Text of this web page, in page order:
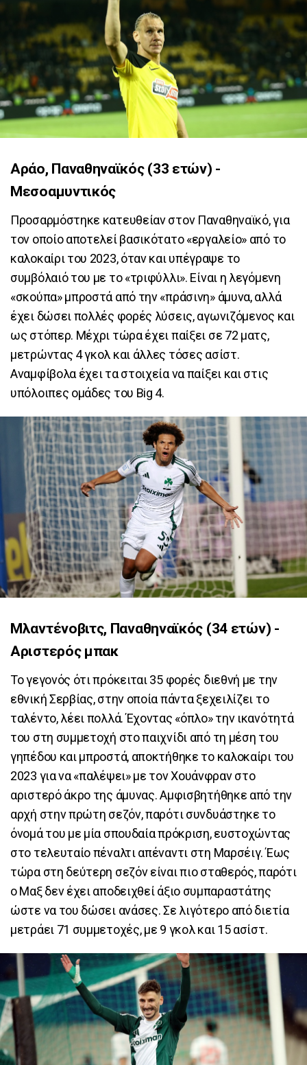
Αράο, Παναθηναϊκός (33 ετών) -
Μεσοαμυντικός
Προσαρμόστηκε κατευθείαν στον Παναθηναϊκό, για
τον οποίο αποτελεί βασικότατο «εργαλείο» από το
καλοκαίρι του 2023, όταν και υπέγραψε το
συμβόλαιό του με το «τριφύλλι». Είναι η λεγόμενη
«σκούπα» μπροστά από την «πράσινη» άμυνα, αλλά
έχει δώσει πολλές φορές λύσεις, αγωνιζόμενος και
ως στόπερ. Μέχρι τώρα έχει παίξει σε 72 ματς,
μετρώντας 4 γκολ και άλλες τόσες ασίστ.
Αναμφίβολα έχει τα στοιχεία να παίξει και στις
υπόλοιπες ομάδες του Big 4.
Μλαντένοβιτς, Παναθηναϊκός (34 ετών) -
Αριστερός μπακ
Το γεγονός ότι πρόκειται 35 φορές διεθνή με την
εθνική Σερβίας, στην οποία πάντα ξεχειλίζει το
ταλέντο, λέει πολλά. Έχοντας «όπλο» την ικανότητά
του στη συμμετοχή στο παιχνίδι από τη μέση του
γηπέδου και μπροστά, αποκτήθηκε το καλοκαίρι του
2023 για να «παλέψει» με τον Χουάνφραν στο
αριστερό άκρο της άμυνας. Αμφισβητήθηκε από την
αρχή στην πρώτη σεζόν, παρότι συνδυάστηκε το
όνομά του με μία σπουδαία πρόκριση, ευστοχώντας
στο τελευταίο πέναλτι απέναντι στη Μαρσέιγ. Έως
τώρα στη δεύτερη σεζόν είναι πιο σταθερός, παρότι
ο Μαξ δεν έχει αποδειχθεί άξιο συμπαραστάτης
ώστε να του δώσει ανάσες. Σε λιγότερο από διετία
μετράει 71 συμμετοχές, με 9 γκολ και 15 ασίστ.